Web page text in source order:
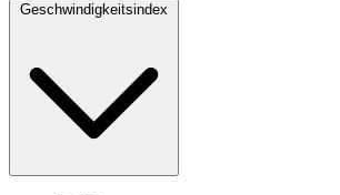
Geschwindigkeitsindex